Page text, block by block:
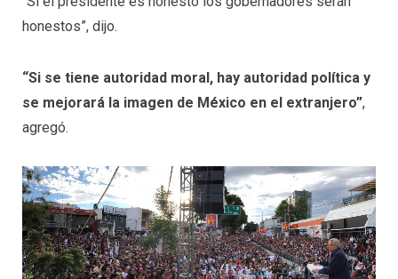
honestos”, dijo.
“Si se tiene autoridad moral, hay autoridad política y
se mejorará la imagen de México en el extranjero”,
agregó.